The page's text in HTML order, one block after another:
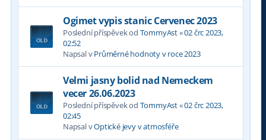
Ogimet vypis stanic Cervenec 2023
Poslední příspěvek od TommyAst«02 črc 2023,
02:52
Napsal vPrůměrné hodnoty v roce 2023
Velmi jasny bolid nad Nemeckem
vecer 26.06.2023
Poslední příspěvek od TommyAst«02 črc 2023,
02:45
Napsal vOptické jevy v atmosféře